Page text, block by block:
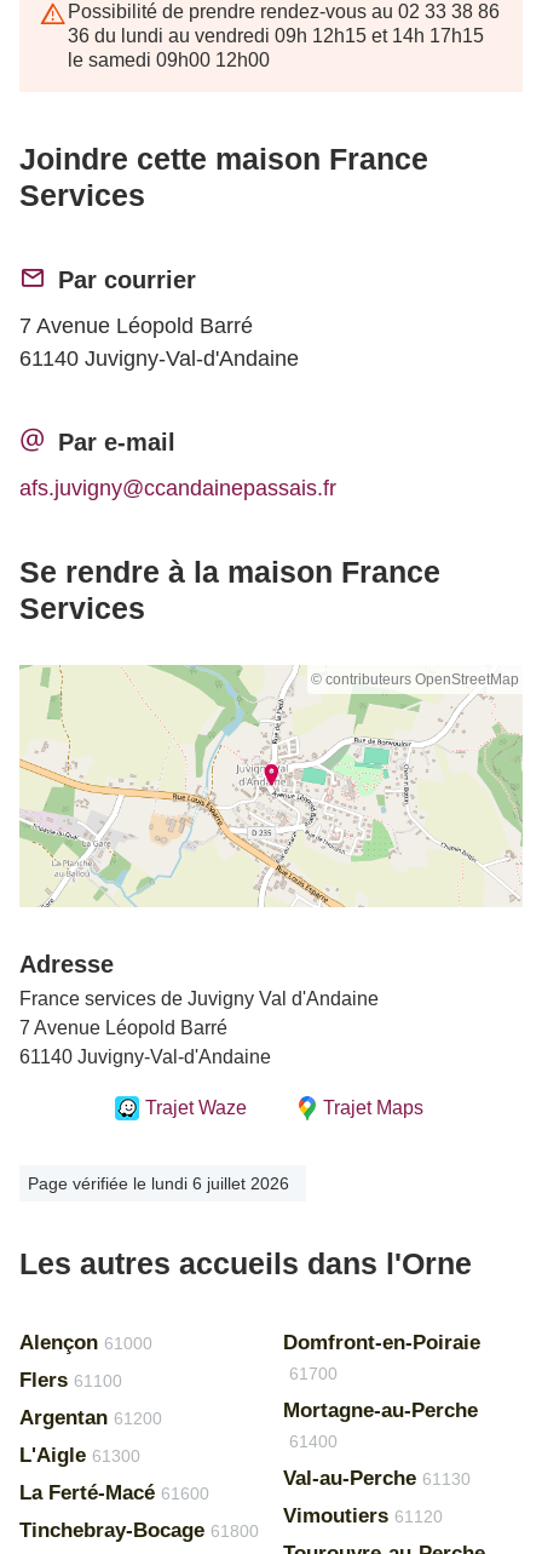
Possibilité de prendre rendez-vous au 02 33 38 86
36 du lundi au vendredi 09h 12h15 et 14h 17h15
le samedi 09h00 12h00
Joindre cette maison France
Services
Par courrier
7 Avenue Léopold Barré
61140 Juvigny-Val-d'Andaine
Par e-mail
afs.juvigny@ccandainepassais.fr
Se rendre à la maison France
Services
© contributeurs OpenStreetMap
Adresse
France services de Juvigny Val d'Andaine
7 Avenue Léopold Barré
61140 Juvigny-Val-d'Andaine
Trajet Waze Trajet Maps
Page vérifiée le lundi 6 juillet 2026
Les autres accueils dans l'Orne
Alençon 61000
Flers 61100
Argentan 61200
L'Aigle 61300
La Ferté-Macé 61600
Tinchebray-Bocage 61800
Domfront-en-Poiraie
61700
Mortagne-au-Perche
61400
Val-au-Perche 61130
Vimoutiers 61120